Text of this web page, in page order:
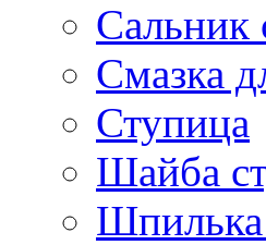
Сальник
Смазка
Ступица
Шайба
Шпилька